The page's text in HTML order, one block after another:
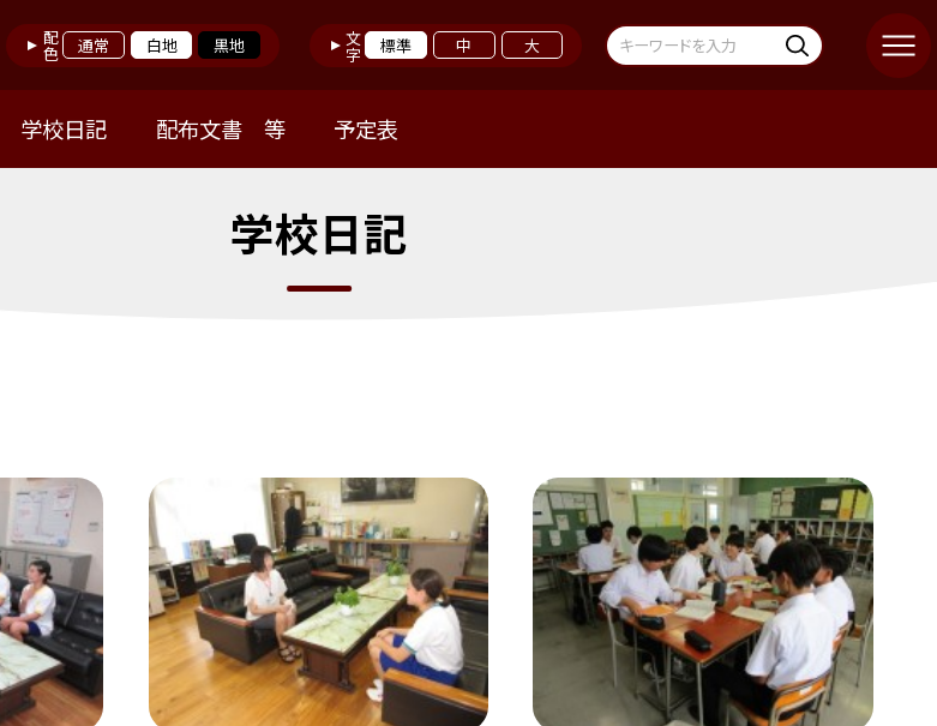
配色 通常 白地 黒地 文字 標準 中 大
学校日記 配布文書 等 予定表
学校日記